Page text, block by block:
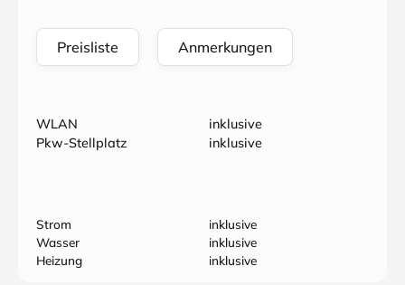
Preisliste Anmerkungen
WLAN
inklusive
Pkw-Stellplatz
inklusive
Strom
inklusive
Wasser
inklusive
Heizung
inklusive